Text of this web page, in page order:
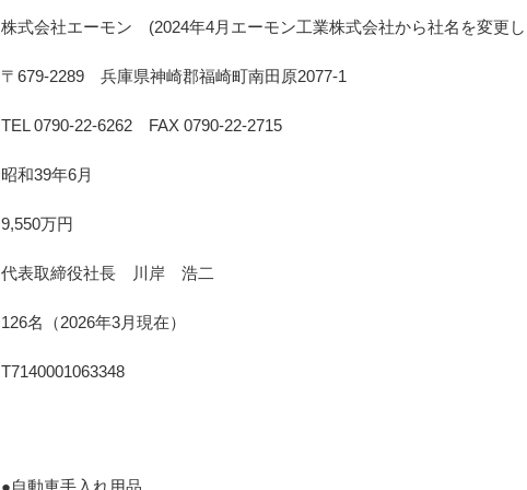
株式会社エーモン (2024年4月エーモン工業株式会社から社名を変更
〒679-2289 兵庫県神崎郡福崎町南田原2077-1
TEL 0790-22-6262 FAX 0790-22-2715
昭和39年6月
9,550万円
代表取締役社長 川岸 浩二
126名（2026年3月現在）
T7140001063348
●自動車手入れ用品